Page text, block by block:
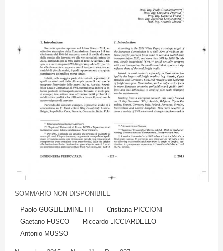
SOMMARIONON DISPONIBILE
Paolo GUGLIELMINETTI
Cristiana PICCIONI
Gaetano FUSCO
Riccardo LICCIARDELLO
Antonio MUSSO